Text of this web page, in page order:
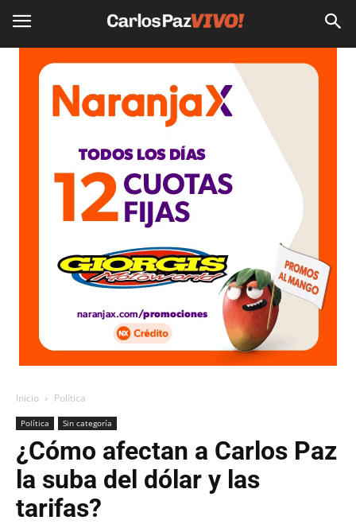
Inicio Política
Política Sin categoría
¿Cómo afectan a Carlos Paz
la suba del dólar y las
tarifas?